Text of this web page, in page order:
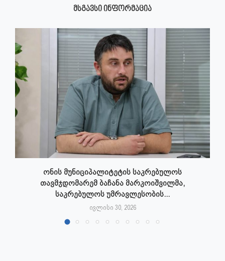
ᲛᲡᲒᲐᲕᲡᲘ ᲘᲜᲤᲝᲠᲛᲐᲪᲘᲐ
ონის მუნიციპალიტეტის საკრებულოს
თავმჯდომარემ ბაჩანა მარკოიშვილმა,
საკრებულოს უმრავლესობის...
ივლისი 30, 2026